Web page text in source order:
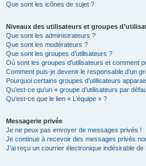
Que sont les icônes de sujet ?
Niveaux des utilisateurs et groupes
Que sont les administrateurs ?
Que sont les modérateurs ?
Que sont les groupes d’utilisateurs ?
Où sont les groupes d’utilisateurs et comment
Comment puis-je devenir le responsable d’un
Pourquoi certains groupes d’utilisateurs
Qu’est-ce qu’un « groupe d’utilisateurs par
Qu’est-ce que le lien « L’équipe » ?
Messagerie privée
Je ne peux pas envoyer de messages privés !
Je continue à recevoir des messages privés
J’ai reçu un courrier électronique indésirable